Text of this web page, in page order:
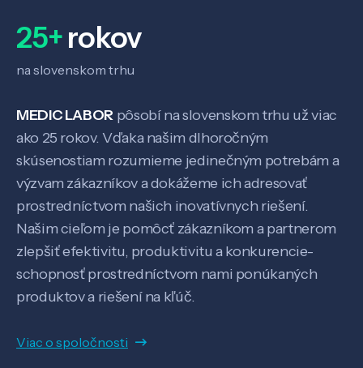
25+rokov
na slovenskom trhu
MEDIC LABOR pôsobí na slovenskom trhu už viac
ako 25 rokov. Vďaka našim dlhoročným
skúsenostiam rozumieme jedinečným potrebám a
výzvam zákazníkov a dokážeme ich adresovať
prostredníctvom našich inovatívnych riešení.
Našim cieľom je pomôcť zákazníkom a partnerom
zlepšiť efektivitu, produktivitu a konkurencie-
schopnosť prostredníctvom nami ponúkaných
produktov a riešení na kľúč.
Viac o spoločnosti